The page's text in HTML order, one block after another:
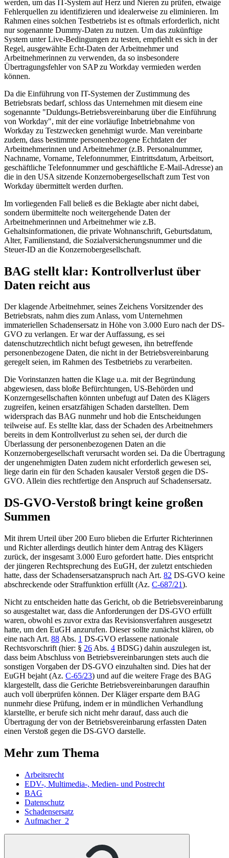
werden, um das IT-System auf Herz und Nieren zu prüfen, etwaige
Fehlerquellen zu identifizieren und idealerweise zu eliminieren. Im
Rahmen eines solchen Testbetriebs ist es oftmals erforderlich, nicht
nur sogenannte Dummy-Daten zu nutzen. Um das zukünftige
System unter Live-Bedingungen zu testen, empfiehlt es sich in der
Regel, ausgewählte Echt-Daten der Arbeitnehmer und
Arbeitnehmerinnen zu verwenden, da so insbesondere
Übertragungsfehler von SAP zu Workday vermieden werden
können.
Da die Einführung von IT-Systemen der Zustimmung des
Betriebsrats bedarf, schloss das Unternehmen mit diesem eine
sogenannte "Duldungs-Betriebsvereinbarung über die Einführung
von Workday", mit der eine vorläufige Inbetriebnahme von
Workday zu Testzwecken genehmigt wurde. Man vereinbarte
zudem, dass bestimmte personenbezogene Echtdaten der
Arbeitnehmerinnen und Arbeitnehmer (z.B. Personalnummer,
Nachname, Vorname, Telefonnummer, Eintrittsdatum, Arbeitsort,
geschäftliche Telefonnummer und geschäftliche E-Mail-Adresse) an
die in den USA sitzende Konzernobergesellschaft zum Test von
Workday übermittelt werden durften.
Im vorliegenden Fall beließ es die Beklagte aber nicht dabei,
sondern übermittelte noch weitergehende Daten der
Arbeitnehmerinnen und Arbeitnehmer wie z.B.
Gehaltsinformationen, die private Wohnanschrift, Geburtsdatum,
Alter, Familienstand, die Sozialversicherungsnummer und die
Steuer-ID an die Konzernobergesellschaft.
BAG stellt klar: Kontrollverlust über
Daten reicht aus
Der klagende Arbeitnehmer, seines Zeichens Vorsitzender des
Betriebsrats, nahm dies zum Anlass, vom Unternehmen
immateriellen Schadensersatz in Höhe von 3.000 Euro nach der DS-
GVO zu verlangen. Er war der Auffassung, es sei
datenschutzrechtlich nicht befugt gewesen, ihn betreffende
personenbezogene Daten, die nicht in der Betriebsvereinbarung
geregelt seien, im Rahmen des Testbetriebs zu verarbeiten.
Die Vorinstanzen hatten die Klage u.a. mit der Begründung
abgewiesen, dass bloße Befürchtungen, US-Behörden und
Konzerngesellschaften könnten unbefugt auf Daten des Klägers
zugreifen, keinen ersatzfähigen Schaden darstellten. Dem
widersprach das BAG nunmehr und hob die Entscheidungen
teilweise auf. Es stellte klar, dass der Schaden des Arbeitnehmers
bereits in dem Kontrollverlust zu sehen sei, der durch die
Überlassung der personenbezogenen Daten an die
Konzernobergesellschaft verursacht worden sei. Da die Übertragung
der ungenehmigten Daten zudem nicht erforderlich gewesen sei,
liege darin ein für den Schaden kausaler Verstoß gegen die DS-
GVO. Allein dies rechtfertige den Anspruch auf Schadensersatz.
DS-GVO-Verstoß bringt keine großen
Summen
Mit ihrem Urteil über 200 Euro blieben die Erfurter Richterinnen
und Richter allerdings deutlich hinter dem Antrag des Klägers
zurück, der insgesamt 3.000 Euro gefordert hatte. Dies entspricht
der jüngeren Rechtsprechung des EuGH, der zuletzt entschieden
hatte, dass der Schadensersatzanspruch nach Art. 82 DS-GVO keine
abschreckende oder Straffunktion erfüllt (Az. C-687/21).
Nicht zu entscheiden hatte das Gericht, ob die Betriebsvereinbarung
so ausgestaltet war, dass die Anforderungen der DS-GVO erfüllt
waren, obwohl es zuvor extra das Revisionsverfahren ausgesetzt
hatte, um den EuGH anzurufen. Dieser sollte zunächst klären, ob
eine nach Art. 88 Abs. 1 DS-GVO erlassene nationale
Rechtsvorschrift (hier: § 26 Abs. 4 BDSG) dahin auszulegen ist,
dass beim Abschluss von Betriebsvereinbarungen stets auch die
sonstigen Vorgaben der DS-GVO einzuhalten sind. Dies hat der
EuGH bejaht (Az. C-65/23) und auf die weitere Frage des BAG
klargestellt, dass die Gerichte Betriebsvereinbarungen daraufhin
auch voll überprüfen können. Der Kläger ersparte dem BAG
nunmehr diese Prüfung, indem er in mündlichen Verhandlung
klarstellte, er berufe sich nicht mehr darauf, dass auch die
Übertragung der von der Betriebsvereinbarung erfassten Daten
einen Verstoß gegen die DS-GVO darstelle.
Mehr zum Thema
Arbeitsrecht
EDV-, Multimedia-, Medien- und Postrecht
BAG
Datenschutz
Schadensersatz
Aufmacher_2